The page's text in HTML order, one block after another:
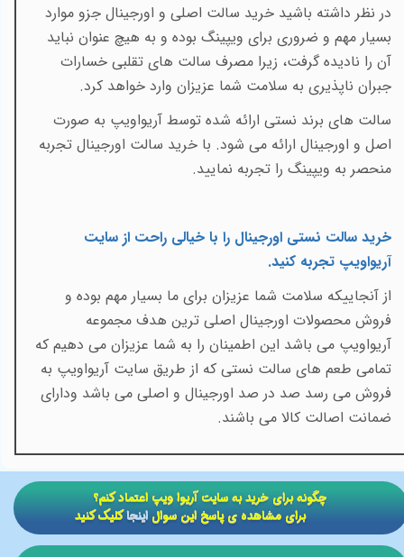
در نظر داشته باشید خرید سالت اصلی و اورجینال جزو موارد
بسیار مهم و ضروری برای ویپینگ بوده و به هیچ عنوان نباید
آن را نادیده گرفت، زیرا مصرف سالت های تقلبی خسارات
جبران ناپذیری به سلامت شما عزیزان وارد خواهد کرد.
سالت های برند نستی ارائه شده توسط آریواویپ به صورت
اصل و اورجینال ارائه می شود. با خرید سالت اورجینال تجربه
منحصر به ویپینگ را تجربه نمایید.
خرید سالت نستی اورجینال را با خیالی راحت از سایت
آریواویپ تجربه کنید.
از آنجاییکه سلامت شما عزیزان برای ما بسیار مهم بوده و
فروش محصولات اورجینال اصلی ترین هدف مجموعه
آریواویپ می باشد این اطمینان را به شما عزیزان می دهیم که
تمامی طعم های سالت نستی که از طریق سایت آریواویپ به
فروش می رسد صد در صد اورجینال و اصلی می باشد ودارای
ضمانت اصالت کالا می باشند.
​​چگونه برای خرید به سایت آریوا ویپ اعتماد کنم؟
برای مشاهده ی پاسخ این سوالاینجاکلیک کنید